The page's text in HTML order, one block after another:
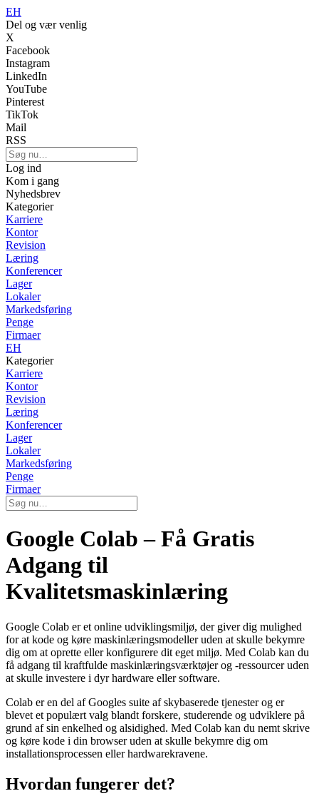
EH
Del og vær venlig
X
Facebook
Instagram
LinkedIn
YouTube
Pinterest
TikTok
Mail
RSS
Log ind
Kom i gang
Nyhedsbrev
Kategorier
Karriere
Kontor
Revision
Læring
Konferencer
Lager
Lokaler
Markedsføring
Penge
Firmaer
EH
Kategorier
Karriere
Kontor
Revision
Læring
Konferencer
Lager
Lokaler
Markedsføring
Penge
Firmaer
Google Colab – Få Gratis
Adgang til
Kvalitetsmaskinlæring
Google Colab er et online udviklingsmiljø, der giver dig mulighed
for at kode og køre maskinlæringsmodeller uden at skulle bekymre
dig om at oprette eller konfigurere dit eget miljø. Med Colab kan du
få adgang til kraftfulde maskinlæringsværktøjer og -ressourcer uden
at skulle investere i dyr hardware eller software.
Colab er en del af Googles suite af skybaserede tjenester og er
blevet et populært valg blandt forskere, studerende og udviklere på
grund af sin enkelhed og alsidighed. Med Colab kan du nemt skrive
og køre kode i din browser uden at skulle bekymre dig om
installationsprocessen eller hardwarekravene.
Hvordan fungerer det?